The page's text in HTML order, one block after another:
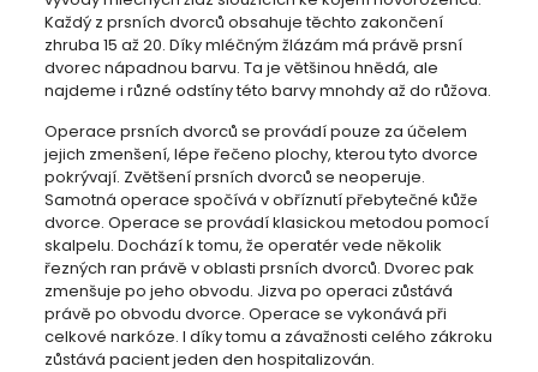
Každý z prsních dvorců obsahuje těchto zakončení
zhruba 15 až 20. Díky mléčným žlázám má právě prsní
dvorec nápadnou barvu. Ta je většinou hnědá, ale
najdeme i různé odstíny této barvy mnohdy až do růžova.
Operace prsních dvorců se provádí pouze za účelem
jejich zmenšení, lépe řečeno plochy, kterou tyto dvorce
pokrývají. Zvětšení prsních dvorců se neoperuje.
Samotná operace spočívá v obříznutí přebytečné kůže
dvorce. Operace se provádí klasickou metodou pomocí
skalpelu. Dochází k tomu, že operatér vede několik
řezných ran právě v oblasti prsních dvorců. Dvorec pak
zmenšuje po jeho obvodu. Jizva po operaci zůstává
právě po obvodu dvorce. Operace se vykonává při
celkové narkóze. I díky tomu a závažnosti celého zákroku
zůstává pacient jeden den hospitalizován.